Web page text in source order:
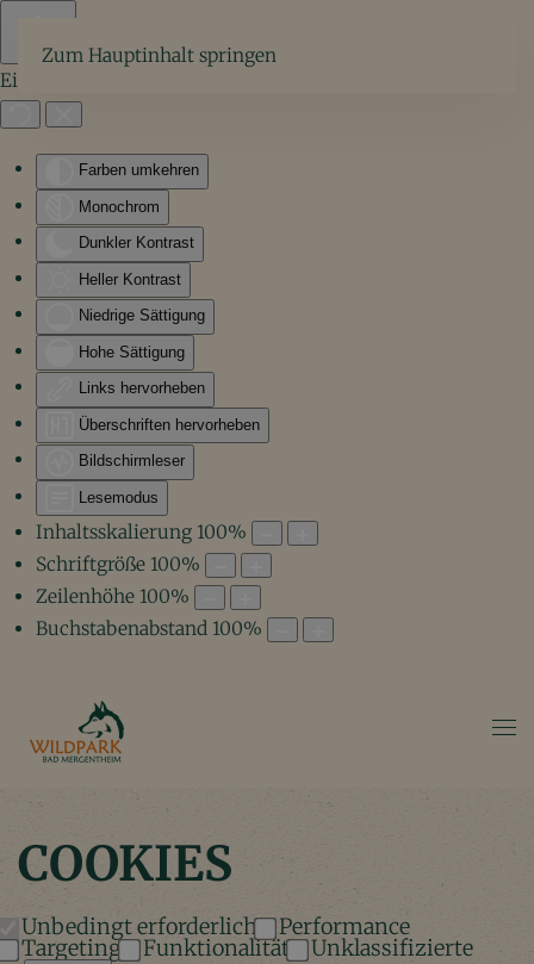
Eingabehilfen öffnen
Farben umkehren
Monochrom
Dunkler Kontrast
Heller Kontrast
Niedrige Sättigung
Hohe Sättigung
Links hervorheben
Überschriften hervorheben
Bildschirmleser
Lesemodus
Inhaltsskalierung 100%
Schriftgröße 100%
Zeilenhöhe 100%
Buchstabenabstand 100%
Zum Hauptinhalt springen
COOKIES
Unbedingt erforderlich Performance
Targeting Funktionalität Unklassifizierte